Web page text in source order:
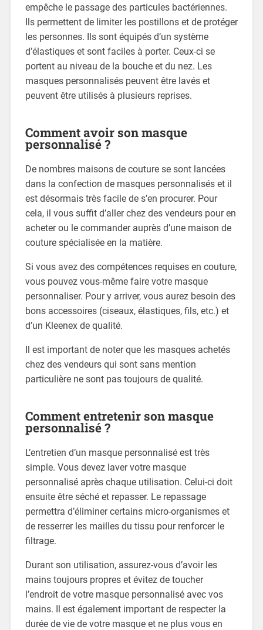
empêche le passage des particules bactériennes.
Ils permettent de limiter les postillons et de protéger
les personnes. Ils sont équipés d’un système
d’élastiques et sont faciles à porter. Ceux-ci se
portent au niveau de la bouche et du nez. Les
masques personnalisés peuvent être lavés et
peuvent être utilisés à plusieurs reprises.
Comment avoir son masque
personnalisé ?
De nombres maisons de couture se sont lancées
dans la confection de masques personnalisés et il
est désormais très facile de s’en procurer. Pour
cela, il vous suffit d’aller chez des vendeurs pour en
acheter ou le commander auprès d’une maison de
couture spécialisée en la matière.
Si vous avez des compétences requises en couture,
vous pouvez vous-même faire votre masque
personnaliser. Pour y arriver, vous aurez besoin des
bons accessoires (ciseaux, élastiques, fils, etc.) et
d’un Kleenex de qualité.
Il est important de noter que les masques achetés
chez des vendeurs qui sont sans mention
particulière ne sont pas toujours de qualité.
Comment entretenir son masque
personnalisé ?
L’entretien d’un masque personnalisé est très
simple. Vous devez laver votre masque
personnalisé après chaque utilisation. Celui-ci doit
ensuite être séché et repasser. Le repassage
permettra d’éliminer certains micro-organismes et
de resserrer les mailles du tissu pour renforcer le
filtrage.
Durant son utilisation, assurez-vous d’avoir les
mains toujours propres et évitez de toucher
l’endroit de votre masque personnalisé avec vos
mains. Il est également important de respecter la
durée de vie de votre masque et ne plus vous en